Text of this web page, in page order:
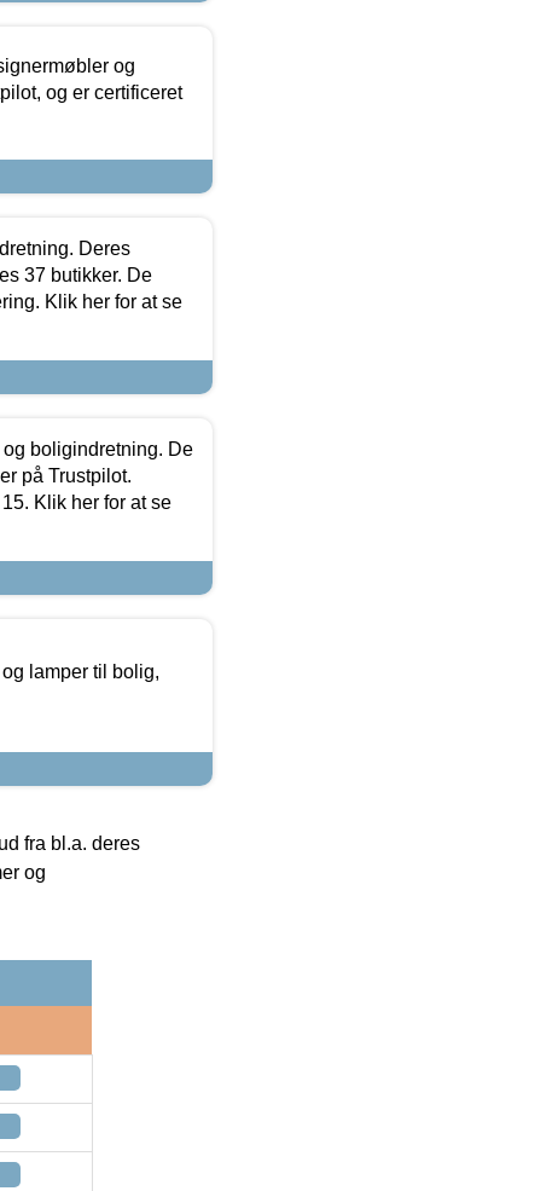
og
og er certificeret
Deres
37 butikker. De
Klik her for at se
boligindretning. De
på Trustpilot.
Klik her for at se
lamper til bolig,
fra bl.a. deres
og